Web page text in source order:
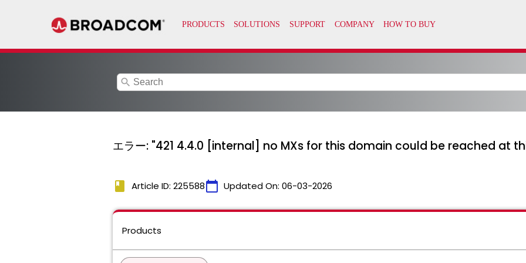
search
エラー: "421 4.4.0 [internal] no MXs for this domain could be reached at
book Article ID: 225588calendar_today Updated On: 06-03-2026
Products